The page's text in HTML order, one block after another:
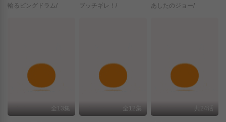
輪るピングドラム/ ブッチギレ！/ あしたのジョー/
全13集 全12集 共24话